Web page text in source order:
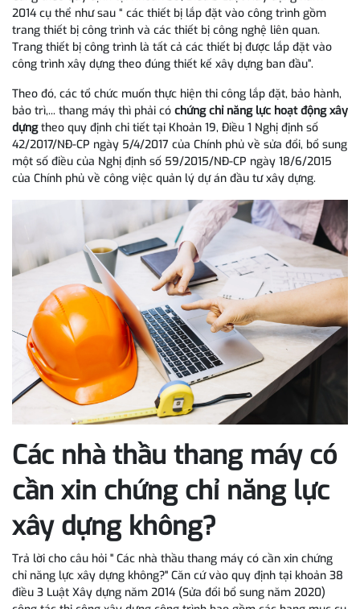
2014 cụ thể như sau “ các thiết bị lắp đặt vào công trình gồm
trang thiết bị công trình và các thiết bị công nghệ liên quan.
Trang thiết bị công trình là tất cả các thiết bị được lắp đặt vào
công trình xây dựng theo đúng thiết kế xây dựng ban đầu”.
Theo đó, các tổ chức muốn thực hiện thi công lắp đặt, bảo hành,
bảo trì,... thang máy thì phải có chứng chỉ năng lực hoạt động xây
dựngtheo quy định chi tiết tại Khoản 19, Điều 1 Nghị định số
42/2017/NĐ-CP ngày 5/4/2017 của Chính phủ về sửa đổi, bổ sung
một số điều của Nghị định số 59/2015/NĐ-CP ngày 18/6/2015
của Chính phủ về công việc quản lý dự án đầu tư xây dựng.
Các nhà thầu thang máy có
cần xin chứng chỉ năng lực
xây dựng không?
Trả lời cho câu hỏi " Các nhà thầu thang máy có cần xin chứng
chỉ năng lực xây dựng không?" Căn cứ vào quy định tại khoản 38
điều 3 Luật Xây dựng năm 2014 (Sửa đổi bổ sung năm 2020)